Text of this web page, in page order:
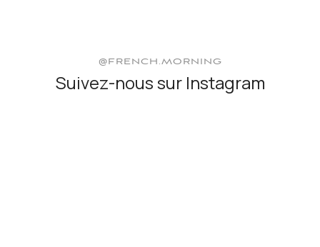
@FRENCH.MORNING
Suivez-nous sur Instagram